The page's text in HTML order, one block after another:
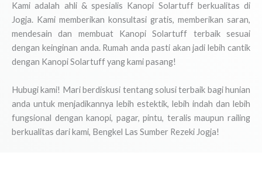
Kami adalah ahli & spesialis Kanopi Solartuff berkualitas di
Jogja. Kami memberikan konsultasi gratis, memberikan saran,
mendesain dan membuat Kanopi Solartuff terbaik sesuai
dengan keinginan anda. Rumah anda pasti akan jadi lebih cantik
dengan Kanopi Solartuff yang kami pasang!
Hubugi kami! Mari berdiskusi tentang solusi terbaik bagi hunian
anda untuk menjadikannya lebih estektik, lebih indah dan lebih
fungsional dengan kanopi, pagar, pintu, teralis maupun railing
berkualitas dari kami, Bengkel Las Sumber Rezeki Jogja!